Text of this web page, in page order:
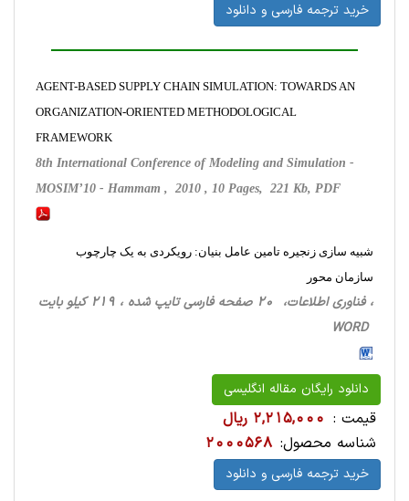
خرید ترجمه فارسی و دانلود
AGENT-BASED SUPPLY CHAIN SIMULATION: TOWARDS AN
ORGANIZATION-ORIENTED METHODOLOGICAL
FRAMEWORK
8th International Conference of Modeling and Simulation -
MOSIM’10 - Hammam , 2010 , 10 Pages, 221 Kb, PDF
شبیه سازی زنجیره تامین عامل بنیان: رویکردی به یک چارچوب
سازمان محور
، فناوری اطلاعات، 20 صفحه فارسی تایپ شده ، 219 کیلو بایت
WORD
دانلود رایگان مقاله انگلیسی
قیمت : 2,215,000 ریال
شناسه محصول: 2000568
خرید ترجمه فارسی و دانلود